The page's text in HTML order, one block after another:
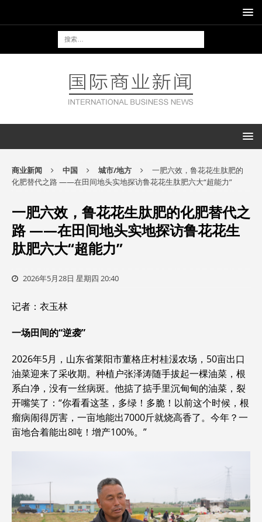
商业新闻 中国 城市/地方
一肥六效，鲁花花生肽肥的
化肥替代之路 ——在田间地头实地探访鲁花花生肽肥六大“超能力”
一肥六效，鲁花花生肽肥的化肥替代之
路 ——在田间地头实地探访鲁花花生
肽肥六大“超能力”
2026年5月28日 星期四 20:40
记者：衣玉林
一场田间的“逆袭”
2026年5月，山东省莱阳市董格庄村桂湲农场，50亩出口
油菜迎来了采收期。种植户张泽涛随手拔起一棵油菜，根
系白净，没有一丝病斑。他掂了掂手里沉甸甸的油菜，裂
开嘴笑了：“你看看这茎，多绿！多脆！以前这个时候，根
瘤病闹得厉害，一亩地能出7000斤就烧高香了。今年？一
亩地合着能出8吨！增产100%。”